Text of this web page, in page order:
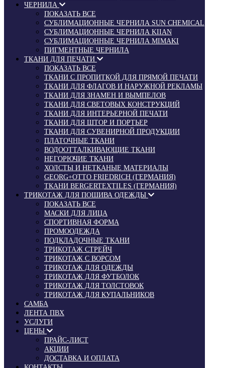
ЧЕРНИЛА
ПОКАЗАТЬ ВСЕ
СУБЛИМАЦИОННЫЕ ЧЕРНИЛА SUN CHEMICAL
СУБЛИМАЦИОННЫЕ ЧЕРНИЛА KIIAN
СУБЛИМАЦИОННЫЕ ЧЕРНИЛА MIMAKI
ПИГМЕНТНЫЕ ЧЕРНИЛА
ТКАНИ ДЛЯ ПЕЧАТИ
ПОКАЗАТЬ ВСЕ
ТКАНИ С ПРОПИТКОЙ ДЛЯ ПРЯМОЙ ПЕЧАТИ
ТКАНИ ДЛЯ ФЛАГОВ И НАРУЖНОЙ РЕКЛАМЫ
ТКАНИ ДЛЯ ЗНАМЕН И ВЫМПЕЛОВ
ТКАНИ ДЛЯ СВЕТОВЫХ КОНСТРУКЦИЙ
ТКАНИ ДЛЯ ИНТЕРЬЕРНОЙ ПЕЧАТИ
ТКАНИ ДЛЯ ШТОР И ПОРТЬЕР
ТКАНИ ДЛЯ СУВЕНИРНОЙ ПРОДУКЦИИ
ПЛАТОЧНЫЕ ТКАНИ
ВОДООТТАЛКИВАЮЩИЕ ТКАНИ
НЕГОРЮЧИЕ ТКАНИ
ХОЛСТЫ И НЕТКАНЫЕ МАТЕРИАЛЫ
GEORG+OTTO FRIEDRICH (ГЕРМАНИЯ)
ТКАНИ BERGERTEXTILES (ГЕРМАНИЯ)
ТРИКОТАЖ ДЛЯ ПОШИВА ОДЕЖДЫ
ПОКАЗАТЬ ВСЕ
МАСКИ ДЛЯ ЛИЦА
СПОРТИВНАЯ ФОРМА
ПРОМООДЕЖДА
ПОДКЛАДОЧНЫЕ ТКАНИ
ТРИКОТАЖ СТРЕЙЧ
ТРИКОТАЖ С ВОРСОМ
ТРИКОТАЖ ДЛЯ ОДЕЖДЫ
ТРИКОТАЖ ДЛЯ ФУТБОЛОК
ТРИКОТАЖ ДЛЯ ТОЛСТОВОК
ТРИКОТАЖ ДЛЯ КУПАЛЬНИКОВ
САМБА
ЛЕНТА ПВХ
УСЛУГИ
ЦЕНЫ
ПРАЙС-ЛИСТ
АКЦИИ
ДОСТАВКА И ОПЛАТА